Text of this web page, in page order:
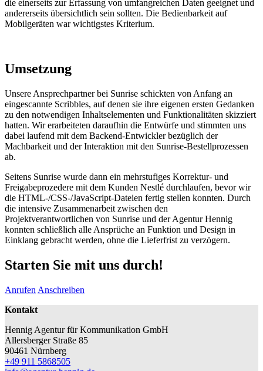
die einerseits zur Erfassung von umfangreichen Daten geeignet und
andererseits übersichtlich sein sollten. Die Bedienbarkeit auf
Mobilgeräten war wichtigstes Kriterium.
Umsetzung
Unsere Ansprechpartner bei Sunrise schickten von Anfang an
eingescannte Scribbles, auf denen sie ihre eigenen ersten Gedanken
zu den notwendigen Inhaltselementen und Funktionalitäten skizziert
hatten. Wir erarbeiteten daraufhin die Entwürfe und stimmten uns
dabei laufend mit dem Backend-Entwickler bezüglich der
Machbarkeit und der Interaktion mit den Sunrise-Bestellprozessen
ab.
Seitens Sunrise wurde dann ein mehrstufiges Korrektur- und
Freigabeprozedere mit dem Kunden Nestlé durchlaufen, bevor wir
die HTML-/CSS-/JavaScript-Dateien fertig stellen konnten. Durch
die intensive Zusammenarbeit zwischen den
Projektverantwortlichen von Sunrise und der Agentur Hennig
konnten schließlich alle Ansprüche an Funktion und Design in
Einklang gebracht werden, ohne die Lieferfrist zu verzögern.
Starten Sie mit uns durch!
Anrufen Anschreiben
Kontakt
Hennig Agentur für Kommunikation GmbH
Allersberger Straße 85
90461 Nürnberg
+49 911 5868505